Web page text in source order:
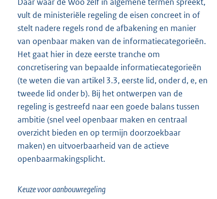
vult de ministeriële regeling de eisen concreet in of
stelt nadere regels rond de afbakening en manier
van openbaar maken van de informatiecategorieën.
Het gaat hier in deze eerste tranche om
concretisering van bepaalde informatiecategorieën
(te weten die van artikel 3.3, eerste lid, onder d, e, en
tweede lid onder b). Bij het ontwerpen van de
regeling is gestreefd naar een goede balans tussen
ambitie (snel veel openbaar maken en centraal
overzicht bieden en op termijn doorzoekbaar
maken) en uitvoerbaarheid van de actieve
openbaarmakingsplicht.
Keuze voor aanbouwregeling